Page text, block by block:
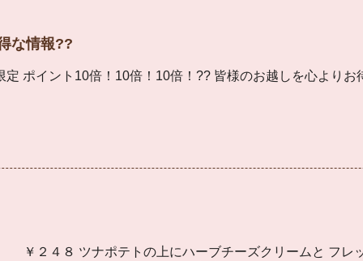
な情報??
ポイント10倍！10倍！10倍！?? 皆様のお越しを心よりお
２４８ ツナポテトの上にハーブチーズクリームと フレ